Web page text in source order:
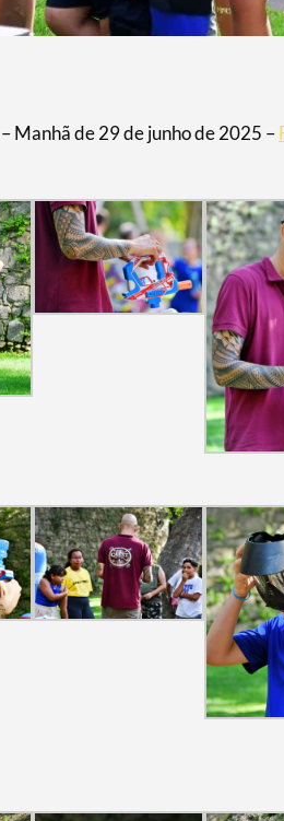
Manhã de 29 de junho de 2025 –